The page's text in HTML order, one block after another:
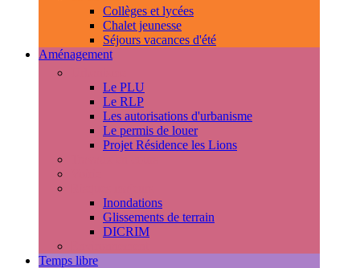
Collèges et lycées
Chalet jeunesse
Séjours vacances d'été
Aménagement
Le PLU
Le RLP
Les autorisations d'urbanisme
Le permis de louer
Projet Résidence les Lions
Inondations
Glissements de terrain
DICRIM
Temps libre